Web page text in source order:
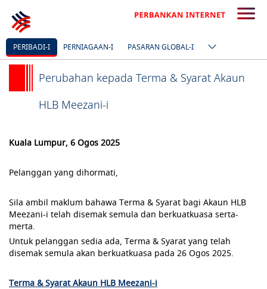
PERIBADI-I PERNIAGAAN-I PASARAN GLOBAL-I
Perubahan kepada Terma & Syarat Akaun
HLB Meezani-i
Kuala Lumpur, 6 Ogos 2025
Pelanggan yang dihormati,
Sila ambil maklum bahawa Terma & Syarat bagi Akaun HLB
Meezani-i telah disemak semula dan berkuatkuasa serta-
merta.
Untuk pelanggan sedia ada, Terma & Syarat yang telah
disemak semula akan berkuatkuasa pada 26 Ogos 2025.
Terma & Syarat Akaun HLB Meezani-i